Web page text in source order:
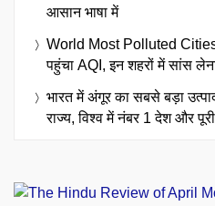
आसान भाषा में
World Most Polluted
पहुंचा AQI, इन शहरों में सांस
भारत में अंगूर का सबसे बड़ा
राज्य, विश्व में नंबर 1 देश और